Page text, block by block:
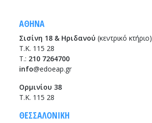
ΑΘΗΝΑ
Σισίνη 18 & Ηριδανού (κεντρικό κτήριο)
Τ.Κ. 115 28
T.: 210 7264700
info@edoeap.gr
Ορμινίου 38
Τ.Κ. 115 28
ΘΕΣΣΑΛΟΝΙΚΗ